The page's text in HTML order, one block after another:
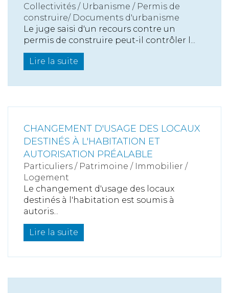
Collectivités / Urbanisme / Permis de
construire/ Documents d'urbanisme
Le juge saisi d'un recours contre un
permis de construire peut-il contrôler l...
Lire la suite
CHANGEMENT D'USAGE DES LOCAUX
DESTINÉS À L'HABITATION ET
AUTORISATION PRÉALABLE
Particuliers / Patrimoine / Immobilier /
Logement
Le changement d'usage des locaux
destinés à l'habitation est soumis à
autoris...
Lire la suite